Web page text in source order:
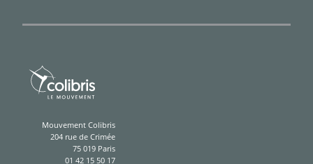
Mouvement Colibris
204 rue de Crimée
75 019 Paris
01 42 15 50 17